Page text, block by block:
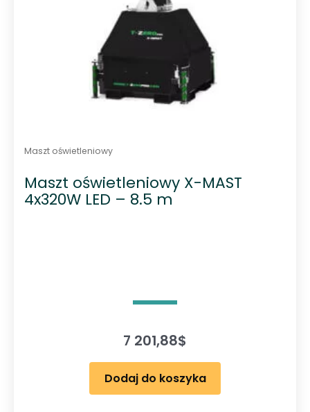
Maszt oświetleniowy
Maszt oświetleniowy X-MAST
4x320W LED – 8.5 m
7 201,88$
Dodaj do koszyka